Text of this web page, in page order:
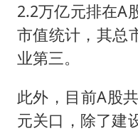
2.2万亿元排在A
市值统计，其总
业第三。
此外，目前A股
元关口，除了建